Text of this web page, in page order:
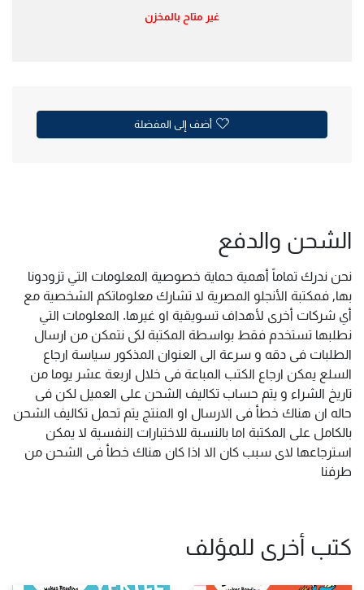
غير متاح بالمخزن
أضف إلى المفضلة
الشحن والدفع
نحن ندرك تماماً أهمية حماية خصوصية المعلومات التي تزودونا
بها, فمكتبة الأنجلو المصرية لا تشارك معلوماتكم الشخصية مع
أي شركات أخرى لأهداف تسويقية او غيرها. المعلومات التي
نطلبها تستخدم فقط بواسطة المكتبة لكى نتمكن من ارسال
الطلبات فى دقه و سرعة الى العنوان المذكور سياسة ارجاع
السلع يمكن ارجاع الكتب المباعة فى خلال اربعة عشر يوما من
تاريخ الشراء و يتم حساب تكاليف الشحن على العميل لكن فى
حاله ان هناك خطأ فى الارسال او المنتج يتم تحمل تكاليف الشحن
بالكامل على المكتبة اما بالنسبة للاختبارات النفسية لا يمكن
استرجاعها لاى سبب كان الا اذا كان هناك خطأ فى الشحن من
طرفنا
كتب أخرى للمؤلف